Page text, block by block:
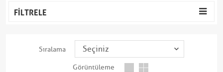
FILTRELE
Sıralama
Görüntüleme